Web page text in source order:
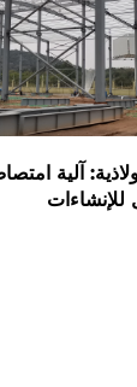
آلية
للإنشاءات